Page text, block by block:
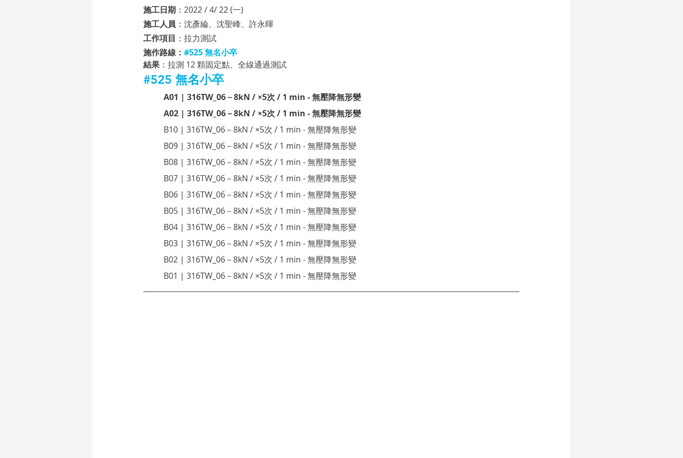
施工日期 ：2022 / 4/ 22 (一)
施工人員 ：沈彥綸、沈聖峰、許永暉
工作項目 ：拉力測試
施作路線： #525 無名小卒
結果 ：拉測 12 顆固定點、全線通過測試
#525 無名小卒
A01 | 316TW_06－8kN / ×5次 / 1 min - 無壓降無形變
A02 | 316TW_06－8kN / ×5次 / 1 min - 無壓降無形變
B10 | 316TW_06－8kN / ×5次 / 1 min - 無壓降無形變
B09 | 316TW_06－8kN / ×5次 / 1 min - 無壓降無形變
B08 | 316TW_06－8kN / ×5次 / 1 min - 無壓降無形變
B07 | 316TW_06－8kN / ×5次 / 1 min - 無壓降無形變
B06 | 316TW_06－8kN / ×5次 / 1 min - 無壓降無形變
B05 | 316TW_06－8kN / ×5次 / 1 min - 無壓降無形變
B04 | 316TW_06－8kN / ×5次 / 1 min - 無壓降無形變
B03 | 316TW_06－8kN / ×5次 / 1 min - 無壓降無形變
B02 | 316TW_06－8kN / ×5次 / 1 min - 無壓降無形變
B01 | 316TW_06－8kN / ×5次 / 1 min - 無壓降無形變